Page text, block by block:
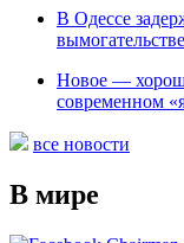
В Одессе
Новое —
современном
все новости
В мире